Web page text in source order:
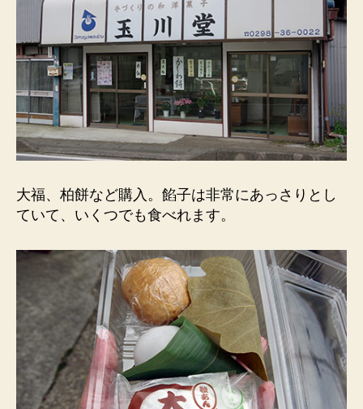
大福、柏餅など購入。餡子は非常にあっさりとし
ていて、いくつでも食べれます。